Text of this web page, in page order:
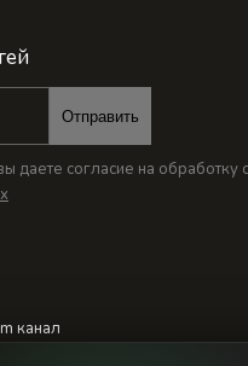
Отправить
даете согласие на обработку
канал